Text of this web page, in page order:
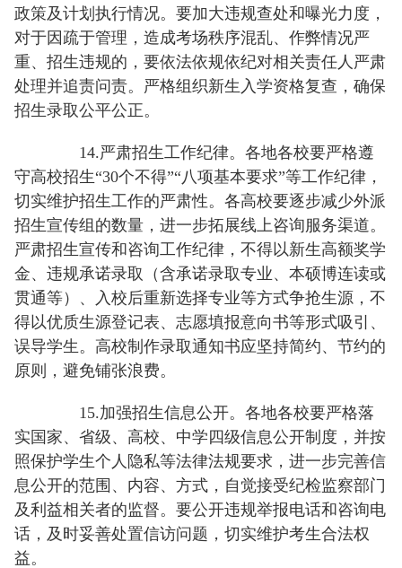
政策及计划执行情况。要加大违规查处和曝光力度，
对于因疏于管理，造成考场秩序混乱、作弊情况严
重、招生违规的，要依法依规依纪对相关责任人严肃
处理并追责问责。严格组织新生入学资格复查，确保
招生录取公平公正。
14.严肃招生工作纪律。各地各校要严格遵
守高校招生“30个不得”“八项基本要求”等工作纪律，
切实维护招生工作的严肃性。各高校要逐步减少外派
招生宣传组的数量，进一步拓展线上咨询服务渠道。
严肃招生宣传和咨询工作纪律，不得以新生高额奖学
金、违规承诺录取（含承诺录取专业、本硕博连读或
贯通等）、入校后重新选择专业等方式争抢生源，不
得以优质生源登记表、志愿填报意向书等形式吸引、
误导学生。高校制作录取通知书应坚持简约、节约的
原则，避免铺张浪费。
15.加强招生信息公开。各地各校要严格落
实国家、省级、高校、中学四级信息公开制度，并按
照保护学生个人隐私等法律法规要求，进一步完善信
息公开的范围、内容、方式，自觉接受纪检监察部门
及利益相关者的监督。要公开违规举报电话和咨询电
话，及时妥善处置信访问题，切实维护考生合法权
益。